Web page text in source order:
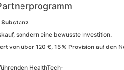
Substanz
sondern eine bewusste Investition.
von über 120 €, 15 % Provision auf den
HealthTech-